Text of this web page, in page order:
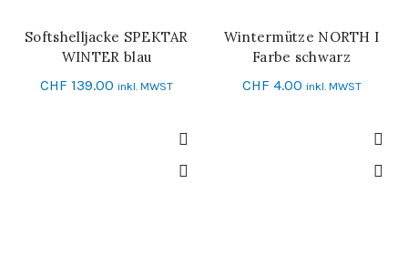
SCHNELL-EINKAUF
Softshelljacke SPEKTAR
WINTER blau
CHF 139.00 inkl. MWST
IN DEN WARENKORB
Wintermütze NORTH I
Farbe schwarz
CHF 4.00 inkl. MWST